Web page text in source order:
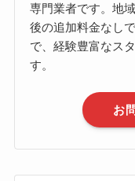
専門業者です。地
後の追加料金なし
で、経験豊富なス
す。
お